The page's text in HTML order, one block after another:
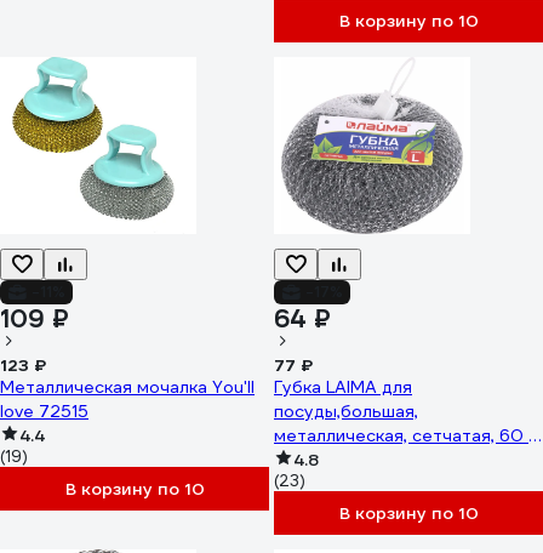
В корзину по 10
109 ₽
123 ₽
Металлическая мочалка You'll
love 72515
4.4
(19)
В корзину по 10
64 ₽
77 ₽
Губка LAIMA для
посуды,большая,
металлическая, сетчатая, 60 г,
603105
4.8
(23)
В корзину по 10